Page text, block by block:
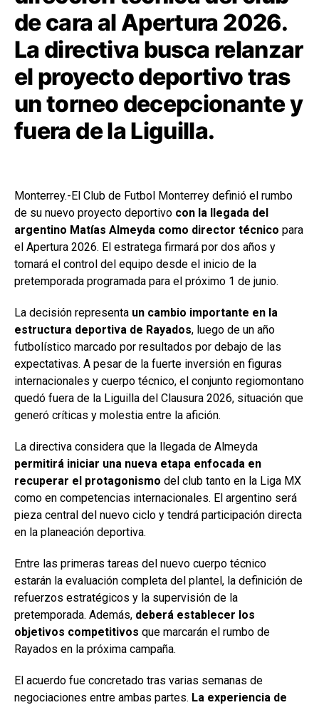
de cara al Apertura 2026.
La directiva busca relanzar
el proyecto deportivo tras
un torneo decepcionante y
fuera de la Liguilla.
Monterrey.-El Club de Futbol Monterrey definió el rumbo
de su nuevo proyecto deportivo con la llegada del
argentino Matías Almeyda como director técnico para
el Apertura 2026. El estratega firmará por dos años y
tomará el control del equipo desde el inicio de la
pretemporada programada para el próximo 1 de junio.
La decisión representa un cambio importante en la
estructura deportiva de Rayados, luego de un año
futbolístico marcado por resultados por debajo de las
expectativas. A pesar de la fuerte inversión en figuras
internacionales y cuerpo técnico, el conjunto regiomontano
quedó fuera de la Liguilla del Clausura 2026, situación que
generó críticas y molestia entre la afición.
La directiva considera que la llegada de Almeyda
permitirá iniciar una nueva etapa enfocada en
recuperar el protagonismo del club tanto en la Liga MX
como en competencias internacionales. El argentino será
pieza central del nuevo ciclo y tendrá participación directa
en la planeación deportiva.
Entre las primeras tareas del nuevo cuerpo técnico
estarán la evaluación completa del plantel, la definición de
refuerzos estratégicos y la supervisión de la
pretemporada. Además, deberá establecer los
objetivos competitivos que marcarán el rumbo de
Rayados en la próxima campaña.
El acuerdo fue concretado tras varias semanas de
negociaciones entre ambas partes. La experiencia de